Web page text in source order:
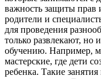
важность защиты прав
родители и
для проведения
только развлекают, но
обучению. Например,
мастерские, где дети
ребенка. Такие